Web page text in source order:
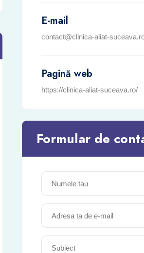
E-mail
contact@clinica-aliat-
Pagină web
https://clinica-aliat-suceava.ro/
Formular de